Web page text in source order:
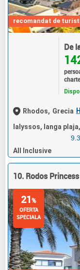
recomandat de
De
Rhodos, Grecia
Ialyssos, langa
All Inclusive
10. Rodos
21%
OFERTA
SPECIALA